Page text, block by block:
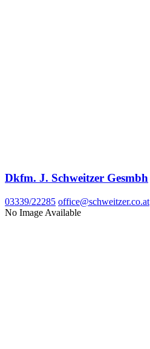
Dkfm. J. Schweitzer Gesmbh
03339/22285 office@schweitzer.co.at
No Image Available